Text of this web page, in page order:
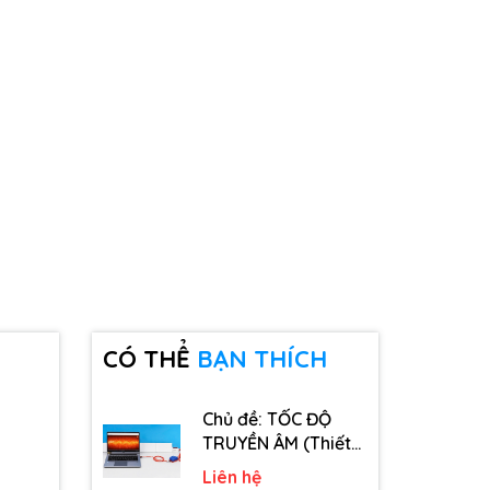
CÓ THỂ BẠN THÍCH
Chủ đề: TỐC ĐỘ
TRUYỀN ÂM (Thiết
bị, dụng cụ, vật tư
Liên hệ